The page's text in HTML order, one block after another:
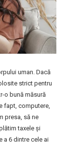
uman. Dacă
strict pentru
o bună măsură
fapt, computere,
presa, să ne
taxele și
a 6 dintre cele ai